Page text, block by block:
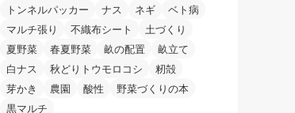
トンネルパッカー
ナス ネギ
ベト病
マルチ張り
不織布シート
土づくり
夏野菜
春夏野菜 畝の配置
畝立て
白ナス
秋どりトウモロコシ
籾殻
芽かき
農園 酸性
野菜づくりの本
黒マルチ